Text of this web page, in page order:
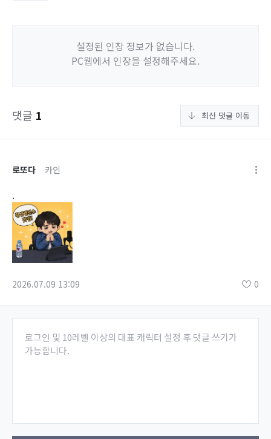
설정된 인장 정보가 없습니다.
PC웹에서 인장을 설정해주세요.
댓글 1 최신 댓글 이동
로또다 카인
.
2026.07.09 13:09 0
로그인 및 10레벨 이상의 대표 캐릭터 설정 후 댓글 쓰기가
가능합니다.